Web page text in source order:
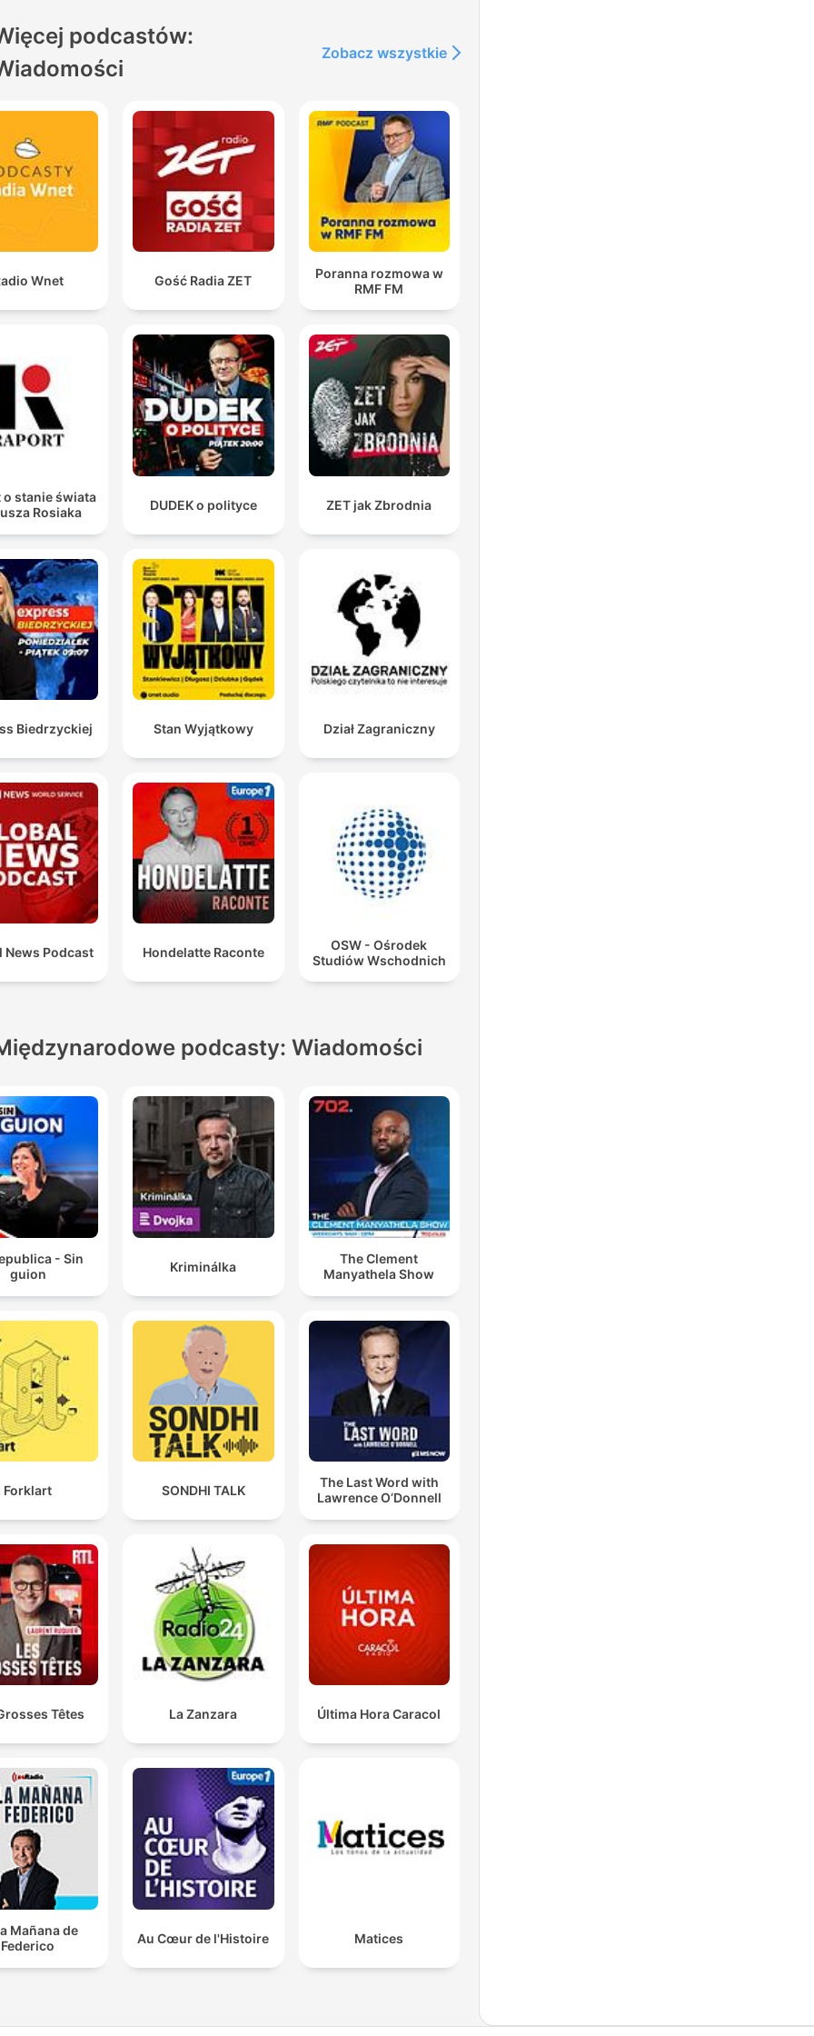
podcastów:
Zobacz wszystkie
Wnet Gość Radia ZET
Poranna rozmowa w
RMF FM
o stanie świata
Rosiaka
DUDEK o polityce ZET jak Zbrodnia
Biedrzyckiej Stan Wyjątkowy Dział Zagraniczny
News Podcast Hondelatte Raconte
OSW - Ośrodek
Studiów Wschodnich
podcasty: Wiadomości
- Sin
guion
Kriminálka
The Clement
Manyathela Show
Forklart SONDHI TALK
The Last Word with
Lawrence O’Donnell
Têtes La Zanzara Última Hora Caracol
Mañana de
Federico
Au Cœur de l'Histoire Matices